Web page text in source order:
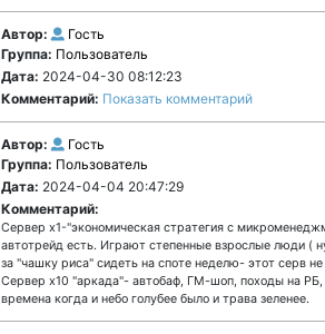
Автор:
Гость
Группа: Пользователь
Дата: 2024-04-30 08:12:23
Комментарий: Показать комментарий
Автор:
Гость
Группа: Пользователь
Дата: 2024-04-04 20:47:29
Комментарий:
Сервер х1-"экономическая стратегия с
автотрейд есть. Играют степенные взрослые люди (
за "чашку риса" сидеть на споте неделю- этот серв
Сервер х10 "аркада"- автобаф, ГМ-шоп, походы на РБ,
времена когда и небо голубее было и трава зеленее.